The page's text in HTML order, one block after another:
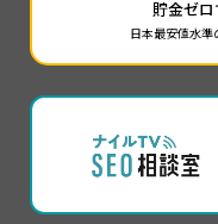
貯金ゼロ
日本最安値水準